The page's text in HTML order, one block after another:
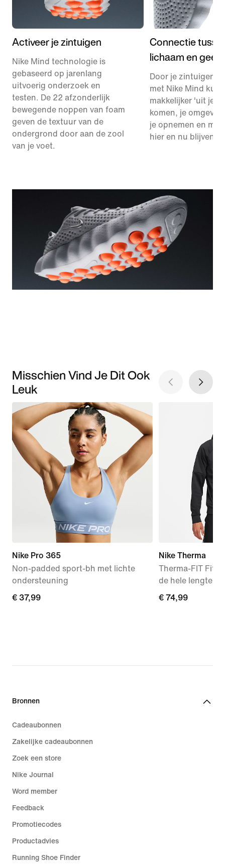
Activeer je zintuigen
Nike Mind technologie is
gebaseerd op jarenlang
uitvoerig onderzoek en
testen. De 22 afzonderlijk
bewegende noppen van foam
geven de textuur van de
ondergrond door aan de zool
van je voet.
Connectie
lichaam en geest
Door je zintuigen
met Nike Mind kun
makkelijker 'uit je
komen, je
je opnemen en
hier en nu blijven.
Misschien Vind Je Dit Ook
Leuk
Nike Pro 365
Non-padded sport-bh met lichte
ondersteuning
€ 37,99
€ 37,99
Nike Therma
Therma-FIT
de hele lengte
€ 74,99
€ 74,99
Bronnen
Cadeaubonnen
Zakelijke cadeaubonnen
Zoek een store
Nike Journal
Word member
Feedback
Promotiecodes
Productadvies
Running Shoe Finder